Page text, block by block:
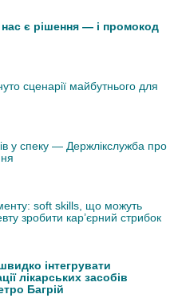
є рішення — і промокод
сценарії майбутнього для
у спеку — Держлікслужба про
soft skills, що можуть
зробити кар’єрний стрибок
інтегрувати
лікарських засобів
Багрій